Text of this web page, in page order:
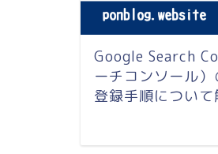
Google Search
ーチコンソール
登録手順について